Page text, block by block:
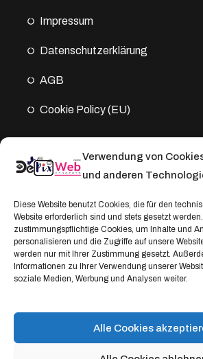
Verwendung von
und anderen
Diese Website benutzt Cookies, die für den
Website erforderlich sind und stets gesetzt
zustimmungspflichtige Cookies, um Inhalte und
personalisieren und die Zugriffe auf unsere
werden nur mit Ihrer Zustimmung gesetzt.
Informationen zu Ihrer Verwendung unserer
soziale Medien, Werbung und Analysen weiter.
Alle Cookies
Impressum
Datenschutz­erklärung
AGB
Cookie Policy (EU)
Kontakt
Address:
Windthorststraße 20
48153 Münster, Deutschland
WhatsApp:
+4917664335685
Email
service@depixweb.de